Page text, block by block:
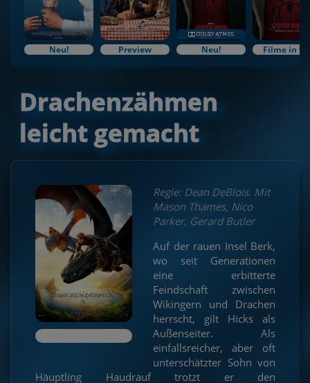
Neu! Preview Neu! Filme in
Drachenzähmen
leicht gemacht
Regie: Dean DeBlois. Mit
Mason Thames, Nico
Parker, Gerard Butler
Auf der rauen Insel Berk,
wo seit Generationen
eine erbitterte
Feindschaft zwischen
Wikingern und Drachen
herrscht, gilt Hicks als
Außenseiter. Als
einfallsreicher, aber oft
unterschätzter Sohn von
Häuptling Haudrauf trotzt er den